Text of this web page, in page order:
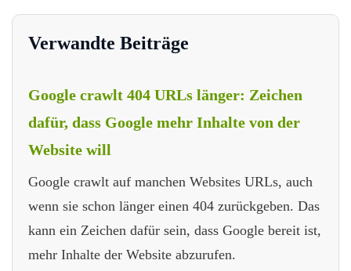
Verwandte Beiträge
Google crawlt 404 URLs länger: Zeichen
dafür, dass Google mehr Inhalte von der
Website will
Google crawlt auf manchen Websites URLs, auch
wenn sie schon länger einen 404 zurückgeben. Das
kann ein Zeichen dafür sein, dass Google bereit ist,
mehr Inhalte der Website abzurufen.